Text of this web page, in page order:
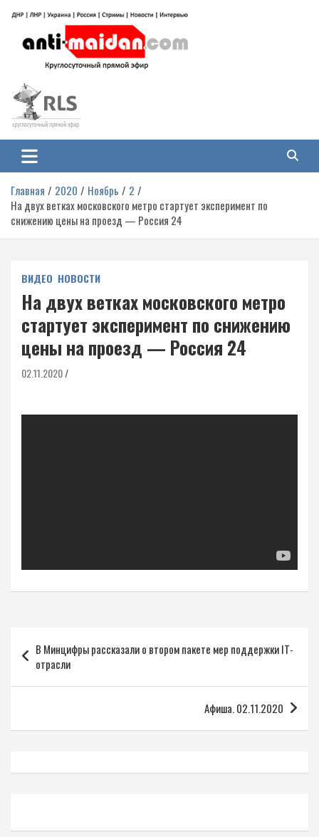
содержимому
Антимайдан: Гражданская война
на Украине
гражданской войне на Украине, включая события в Новороссии, ДНР,
ЛНР и других регионах.
Главная 2020 Ноябрь
2
На двух ветках московского метро стартует эксперимент по
снижению цены на проезд — Россия 24
ВИДЕО НОВОСТИ
На двух ветках московского метро
стартует эксперимент по снижению
цены на проезд — Россия 24
02.11.2020
по
записям
В Минцифры рассказали о втором пакете мер поддержки IT-
отрасли
Афиша. 02.11.2020